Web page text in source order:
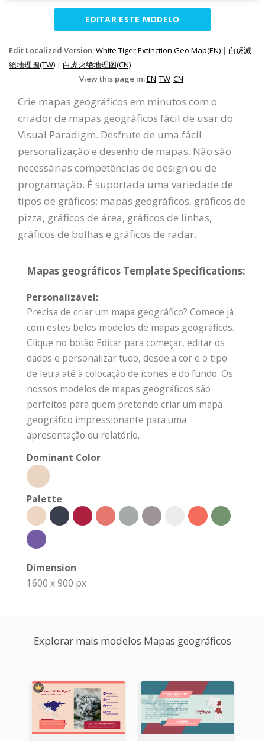
EDITAR ESTE MODELO
Edit Localized Version:White Tiger Extinction Geo Map(EN) | 白虎滅
絕地理圖(TW) | 白虎灭绝地理图(CN)
View this page in:EN TW CN
Crie mapas geográficos em minutos com o
criador de mapas geográficos fácil de usar do
Visual Paradigm. Desfrute de uma fácil
personalização e desenho de mapas. Não são
necessárias competências de design ou de
programação. É suportada uma variedade de
tipos de gráficos: mapas geográficos, gráficos de
pizza, gráficos de área, gráficos de linhas,
gráficos de bolhas e gráficos de radar.
Mapas geográficos Template Specifications:
Personalizável:
Precisa de criar um mapa geográfico? Comece já
com estes belos modelos de mapas geográficos.
Clique no botão Editar para começar, editar os
dados e personalizar tudo, desde a cor e o tipo
de letra até à colocação de ícones e do fundo. Os
nossos modelos de mapas geográficos são
perfeitos para quem pretende criar um mapa
geográfico impressionante para uma
apresentação ou relatório.
Dominant Color
Palette
Dimension
1600 x 900 px
Explorar mais modelos Mapas geográficos